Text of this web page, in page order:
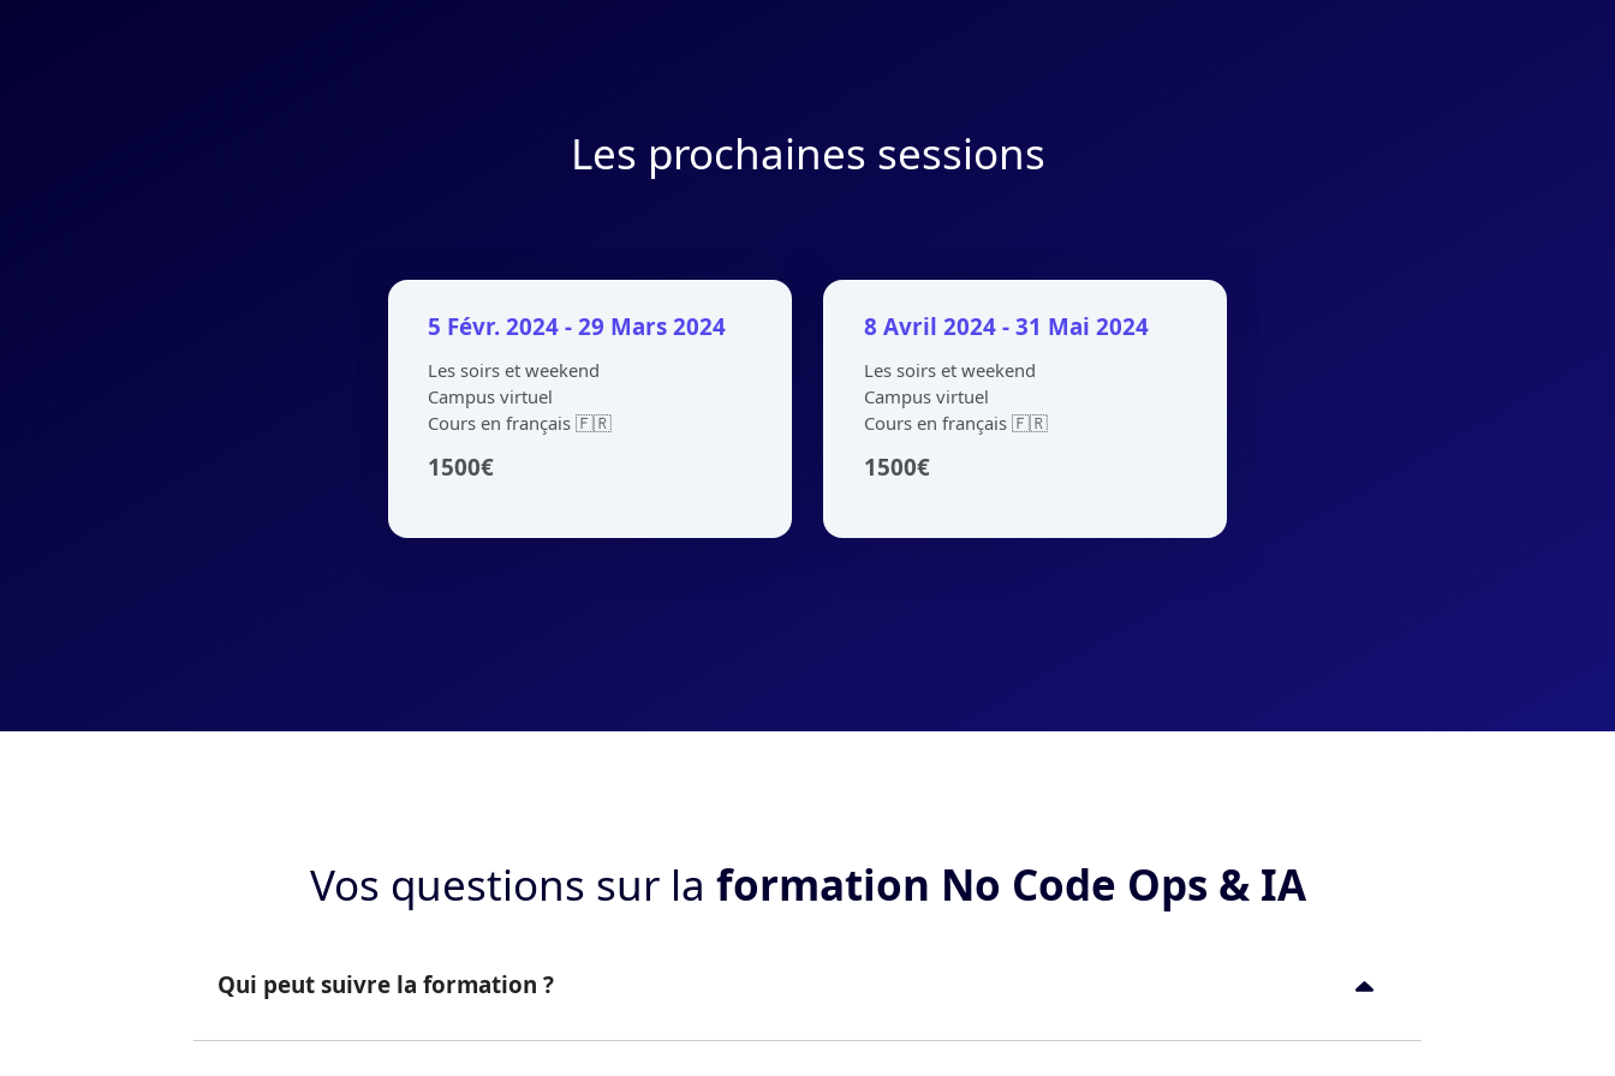
Les prochaines sessions
5 Févr. 2024 - 29 Mars 2024
Les soirs et weekend
Campus virtuel
Cours en français 🇫🇷
1500€
8 Avril 2024 - 31 Mai 2024
Les soirs et weekend
Campus virtuel
Cours en français 🇫🇷
1500€
Vos questions sur la formation No Code Ops & IA
Qui peut suivre la formation ?